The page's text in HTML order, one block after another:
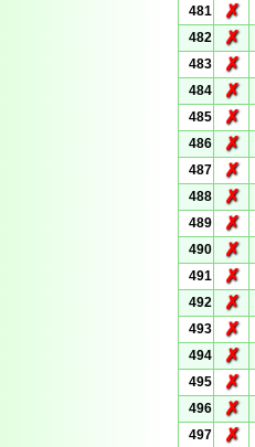
481
✗
482
✗
483
✗
484
✗
485
✗
486
✗
487
✗
488
✗
489
✗
490
✗
491
✗
492
✗
493
✗
494
✗
495
✗
496
✗
497
✗